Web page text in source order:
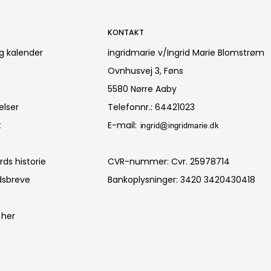
kalender
historie
KONTAKT
ingridmarie v/Ingrid Marie Blomstrøm
Ovnhusvej 3, Føns
5580 Nørre Aaby
Telefonnr.: 64421023
E-mail:
CVR-nummer: Cvr. 25978714
Bankoplysninger: 3420 3420430418